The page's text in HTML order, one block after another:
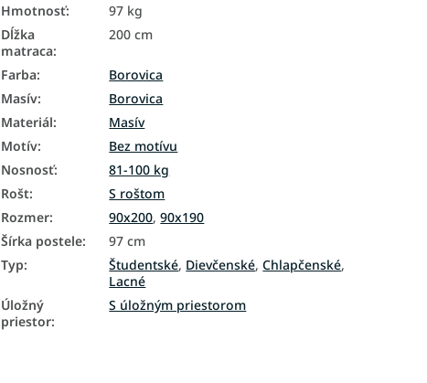
Hmotnosť:
97 kg
Dĺžka
matraca:
200 cm
Farba:
Borovica
Masív:
Borovica
Materiál:
Masív
Motív:
Bez motívu
Nosnosť:
81-100 kg
Rošt:
S roštom
Rozmer: 90x200,90x190
Šírka postele:
97 cm
Typ: Študentské, Dievčenské,Chlapčenské,
Lacné
Úložný
priestor:
S úložným priestorom